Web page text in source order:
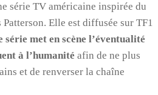
série TV américaine inspirée du
Patterson. Elle est diffusée sur TF1
série met en scène l’éventualité
à l’humanité afin de ne plus
et de renverser la chaîne